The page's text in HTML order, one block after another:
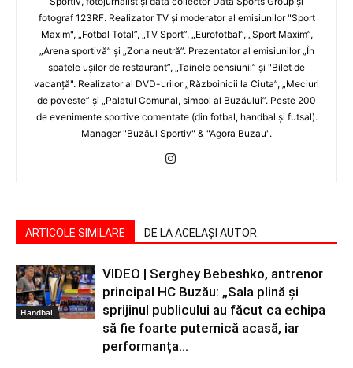
fotograf 123RF. Realizator TV şi moderator al emisiunilor "Sport
Maxim", „Fotbal Total”, „TV Sport”, „Eurofotbal”, „Sport Maxim”,
„Arena sportivă” şi „Zona neutră”. Prezentator al emisiunilor „În
spatele uşilor de restaurant”, „Tainele pensiunii” şi "Bilet de
vacanţă". Realizator al DVD-urilor „Războinicii la Ciuta”, „Meciuri
de poveste” şi „Palatul Comunal, simbol al Buzăului”. Peste 200
de evenimente sportive comentate (din fotbal, handbal şi futsal).
Manager "Buzăul Sportiv" & "Agora Buzau".
ARTICOLE SIMILARE DE LA ACELAȘI AUTOR
Handbal
VIDEO | Serghey Bebeshko, antrenor
principal HC Buzău: „Sala plină și
sprijinul publicului au făcut ca echipa
să fie foarte puternică acasă, iar
performanța...